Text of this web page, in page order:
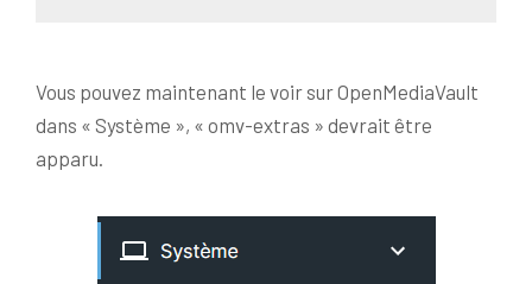
Vous pouvez maintenant le voir sur OpenMediaVault
dans « Système », « omv-extras » devrait être
apparu.